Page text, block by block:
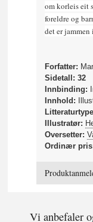
om korleis eit
foreldre og
det er
Forfatter:
Sidetall: 32
Innbinding:
Innhold:
Illustratør:
Oversetter:
Ordinær
Vi anbefaler